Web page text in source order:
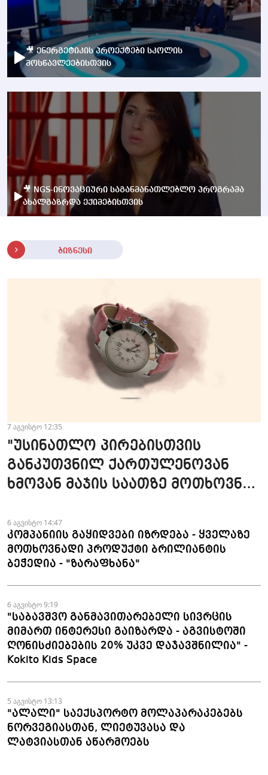
🎥 ენერგეტიკის პროექტები სკოლის
მოსწავლეებისთვის
🎥 NGS-ინოვაციური საგანმანათლებლო პროგრამა
ახალგაზრდა ექიმებისთვის
ბიზნესი
7 აგვისტო 12:35
"უსინათლო პირებისთვის
განკუთვნილ ქართულენოვან
ხმოვან მაჯის საათზე მოთხოვნა
6 აგვისტო 14:47
კომპანიის გაყიდვები იზრდება - ყველაზე
მოთხოვნადი პროდუქტი ბრილიანტის
ბეჭედია - "ზარაფხანა"
6 აგვისტო 9:19
"საბავშვო განმავითარებელი სივრცის
მიმართ ინტერესი გაიზარდა - აგვისტოში
ღონისძიებების 20% უკვე დაჯავშნილია" -
Kokito Kids Space
5 აგვისტო 13:13
"ალალი" საექსპორტო მოლაპარაკებებს
ნორვეგიასთან, ლიეტუვასა და
ლატვიასთან აწარმოებს